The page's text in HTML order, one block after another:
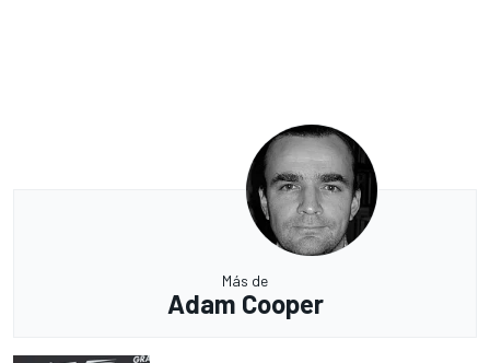
Más de
Adam Cooper